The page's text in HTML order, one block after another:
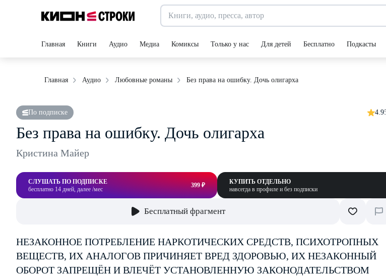
Главная Книги Аудио Медиа Комиксы Только у нас Для детей Бесплатно Подкасты
Главная Аудио Любовные романы Без права на ошибку. Дочь олигарха
По подписке 4.9
Без права на ошибку. Дочь олигарха
Кристина Майер
СЛУШАТЬ ПО ПОДПИСКЕ
бесплатно 14 дней, далее /мес
399 ₽
КУПИТЬ ОТДЕЛЬНО
навсегда в профиле и без подписки
Бесплатный фрагмент
НЕЗАКОННОЕ ПОТРЕБЛЕНИЕ НАРКОТИЧЕСКИХ СРЕДСТВ, ПСИХОТРОПНЫХ
ВЕЩЕСТВ, ИХ АНАЛОГОВ ПРИЧИНЯЕТ ВРЕД ЗДОРОВЬЮ, ИХ НЕЗАКОННЫЙ
ОБОРОТ ЗАПРЕЩЁН И ВЛЕЧЁТ УСТАНОВЛЕННУЮ ЗАКОНОДАТЕЛЬСТВОМ